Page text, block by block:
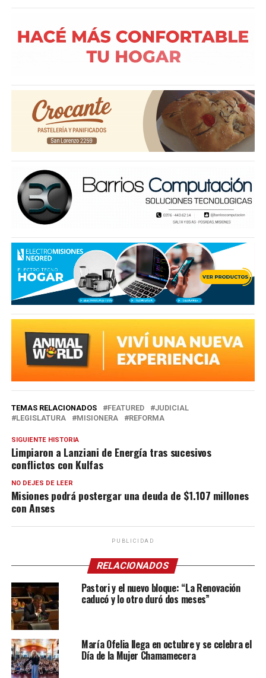
TEMAS RELACIONADOS FEATURED
JUDICIAL
LEGISLATURA
MISIONERA REFORMA
SIGUIENTE HISTORIA
Limpiaron a Lanziani de Energía tras sucesivos
conflictos con Kulfas
NO DEJES DE LEER
Misiones podrá postergar una deuda de $1.107 millones
con Anses
PUBLICIDAD
RELACIONADOS
Pastori y el nuevo bloque: “La Renovación
caducó y lo otro duró dos meses”
María Ofelia llega en octubre y se celebra el
Día de la Mujer Chamamecera